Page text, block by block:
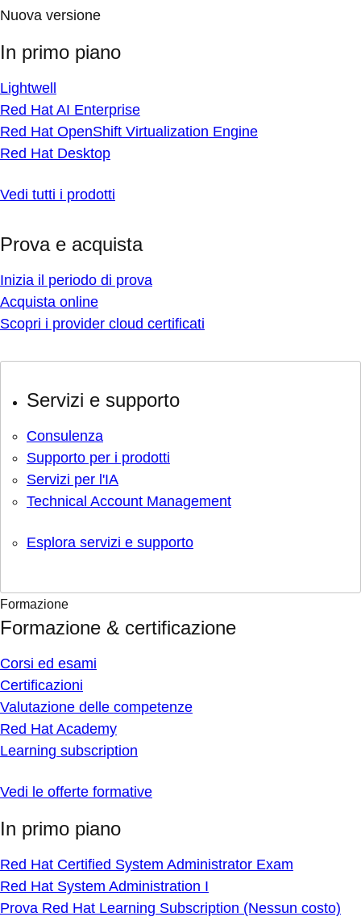
Nuova versione
In primo piano
Lightwell
Red Hat AI Enterprise
Red Hat OpenShift Virtualization Engine
Red Hat Desktop
Vedi tutti i prodotti
Prova e acquista
Inizia il periodo di prova
Acquista online
Scopri i provider cloud certificati
Servizi e supporto
Consulenza
Supporto per i prodotti
Servizi per l'IA
Technical Account Management
Esplora servizi e supporto
Formazione
Formazione & certificazione
Corsi ed esami
Certificazioni
Valutazione delle competenze
Red Hat Academy
Learning subscription
Vedi le offerte formative
In primo piano
Red Hat Certified System Administrator Exam
Red Hat System Administration I
Prova Red Hat Learning Subscription (Nessun costo)